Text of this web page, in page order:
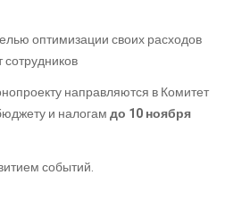
оптимизации своих расходов
направляются в Комитет
и налогамдо 10 ноября
событий.